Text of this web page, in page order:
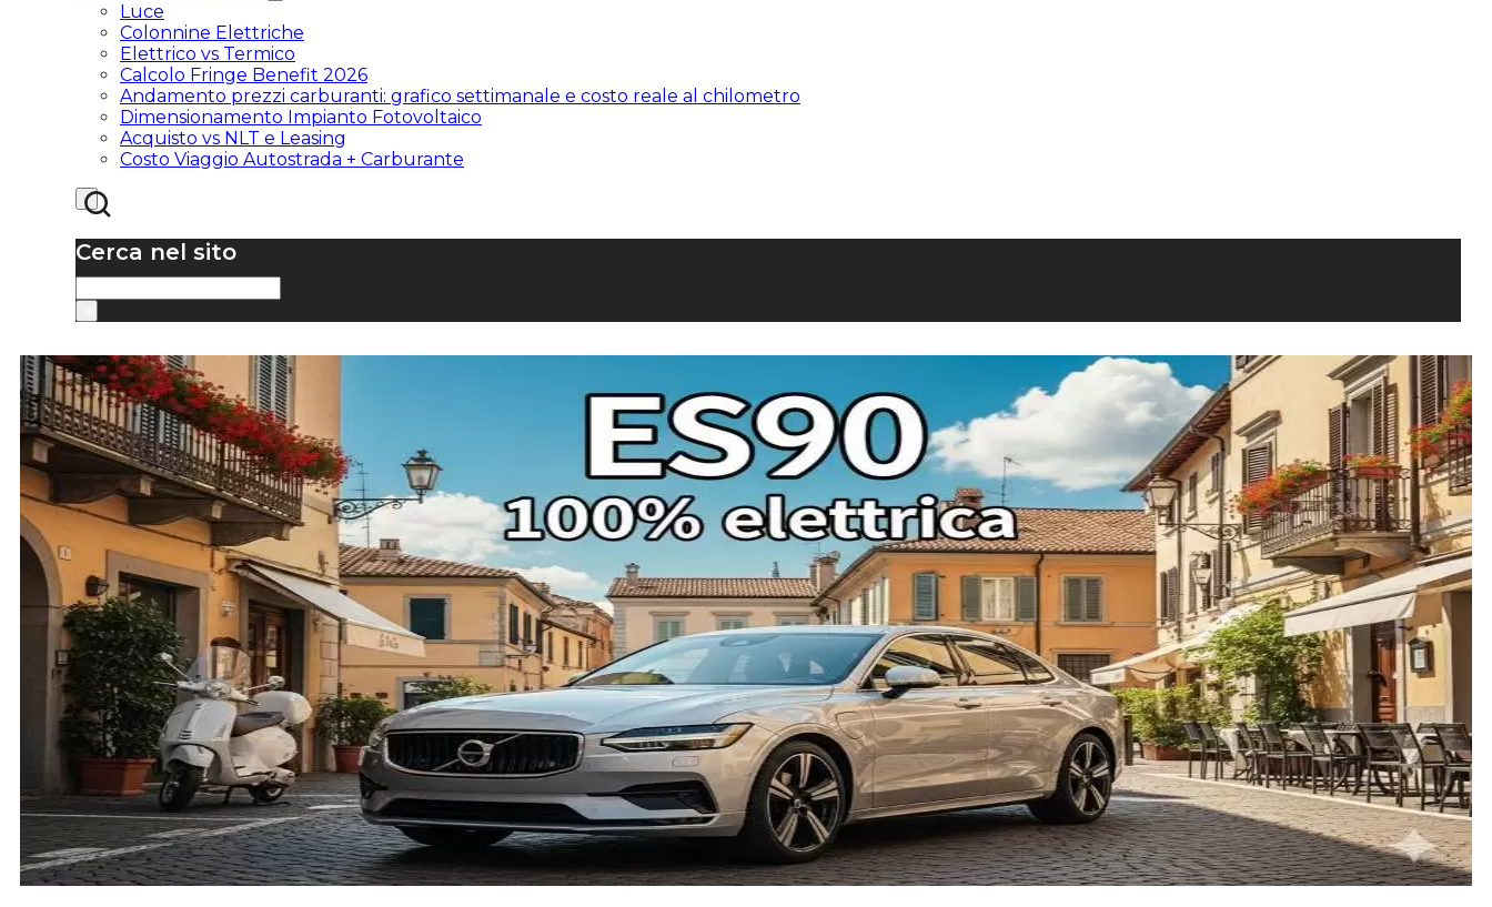
Luce
Colonnine Elettriche
Elettrico vs Termico
Calcolo Fringe Benefit 2026
Andamento prezzi carburanti: grafico settimanale e costo reale al chilometro
Dimensionamento Impianto Fotovoltaico
Acquisto vs NLT e Leasing
Costo Viaggio Autostrada + Carburante
Cerca nel sito